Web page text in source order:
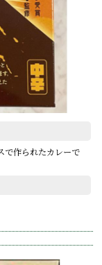
で作られたカレーで